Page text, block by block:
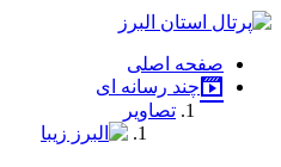
فصد
شرق
تهران
خشکشویی
صفحه اصلی
چند رسانه ای
تصاویر